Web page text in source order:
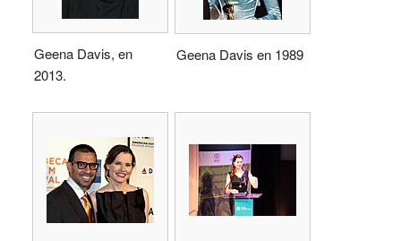
Geena Davis, en
2013.
Geena Davis en 1989